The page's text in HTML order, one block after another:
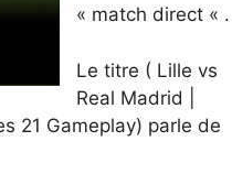
« match direct « .
Le titre ( Lille vs
Real Madrid |
21 Gameplay) parle de